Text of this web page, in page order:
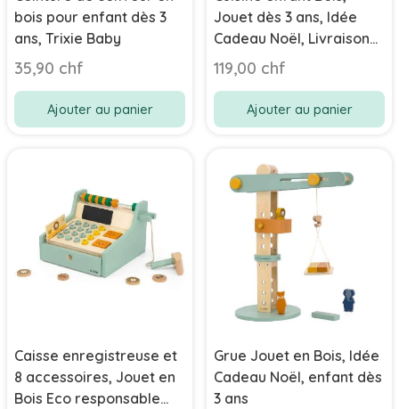
bois pour enfant dès 3
ans, Trixie Baby
35,90 chf
Ajouter au panier
Jouet dès 3 ans, Idée
Cadeau Noël, Livraison
Rapide
119,00 chf
Ajouter au panier
Caisse enregistreuse et
8 accessoires, Jouet en
Bois Eco responsable
Grue Jouet en Bois, Idée
Cadeau Noël, enfant dès
3 ans